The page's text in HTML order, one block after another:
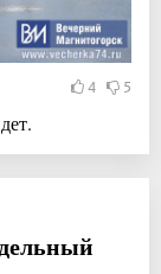
4 5